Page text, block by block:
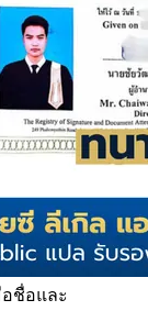
ชื่อและ